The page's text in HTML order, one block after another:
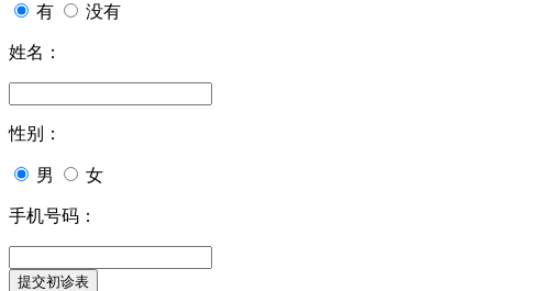
有 没有
姓名：
性别：
男 女
手机号码：